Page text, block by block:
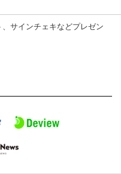
サインチェキなどプレゼン